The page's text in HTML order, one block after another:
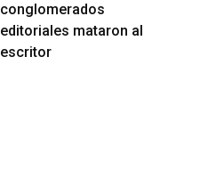
conglomerados
editoriales mataron al
escritor